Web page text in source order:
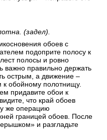
(задел).
обоев с
подоприте полосу к
полосы и ровно
важно правильно держать
острым, а движение –
обойному полотнищу.
придавите обои к
что край обоев
же операцию
границей обоев. После
и разгладьте